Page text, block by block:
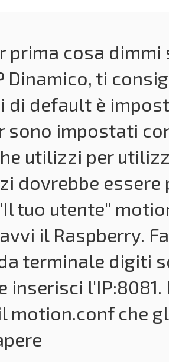
prima cosa dimmi
Dinamico, ti
di default è
sono impostati
utilizzi per
dovrebbe
tuo utente"
il Raspberry.
terminale digiti
inserisci
motion.conf che